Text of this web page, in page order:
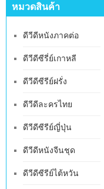
หมวดสินค้า
ดีวีดีหนังภาคต่อ
ดีวีดีซีรี่ย์เกาหลี
ดีวีดีซีรีย์ฝรั่ง
ดีวีดีละครไทย
ดีวีดีซีรีย์ญี่ปุ่น
ดีวีดีหนังจีนชุด
ดีวีดีซีรีย์ไต้หวัน